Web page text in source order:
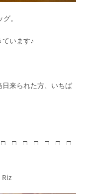
。
います♪
来られた方、いちば
□ □ □ □ □ □ □ □